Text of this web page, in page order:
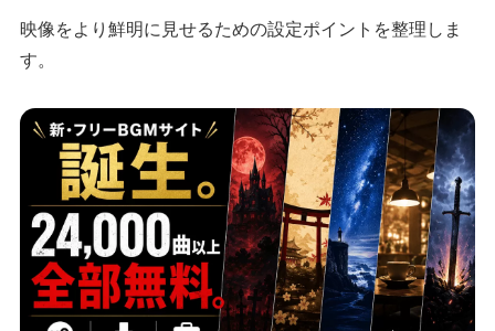
映像をより鮮明に見せるための設定ポイントを整理しま
す。